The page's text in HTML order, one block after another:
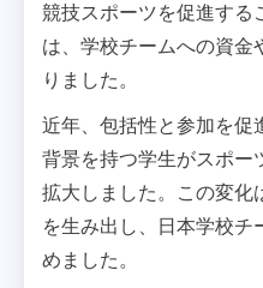
競技スポーツを促進する
は、学校チームへの資金
りました。
近年、包括性と参加を促
背景を持つ学生がスポー
拡大しました。この変化
を生み出し、日本学校チ
めました。